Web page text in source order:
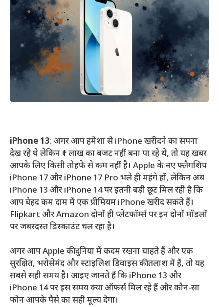
iPhone 13: अगर आप हमेशा से iPhone खरीदने का सपना
देख रहे थे लेकिन ₹1 लाख का बजट नहीं बना पा रहे थे, तो यह खबर
आपके लिए किसी तोहफे से कम नहीं है। Apple के नए फ्लैगशिप
iPhone 17 और iPhone 17 Pro भले ही महंगे हों, लेकिन अब
iPhone 13 और iPhone 14 पर इतनी बड़ी छूट मिल रही है कि
आप बेहद कम दाम में एक प्रीमियम iPhone खरीद सकते हैं।
Flipkart और Amazon दोनों ही प्लेटफॉर्म्स पर इन दोनों मॉडलों
पर जबरदस्त डिस्काउंट चल रहा है।
अगर आप Apple की दुनिया में कदम रखना चाहते हैं और एक
सुरक्षित, भरोसेमंद और स्टाइलिश डिवाइस की तलाश में हैं, तो यह
सबसे सही समय है। आइए जानते हैं कि iPhone 13 और
iPhone 14 पर इस समय क्या ऑफर्स मिल रहे हैं और कौन-सा
फोन आपके पैसे का सही मूल्य देगा।